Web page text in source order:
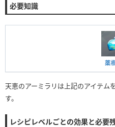
必要知識
薬
天恵のアーミラリは上記のアイテム
す。
レシピレベルごとの効果と必要